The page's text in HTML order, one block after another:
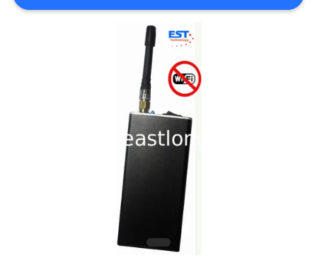
ЦИТАТЫ